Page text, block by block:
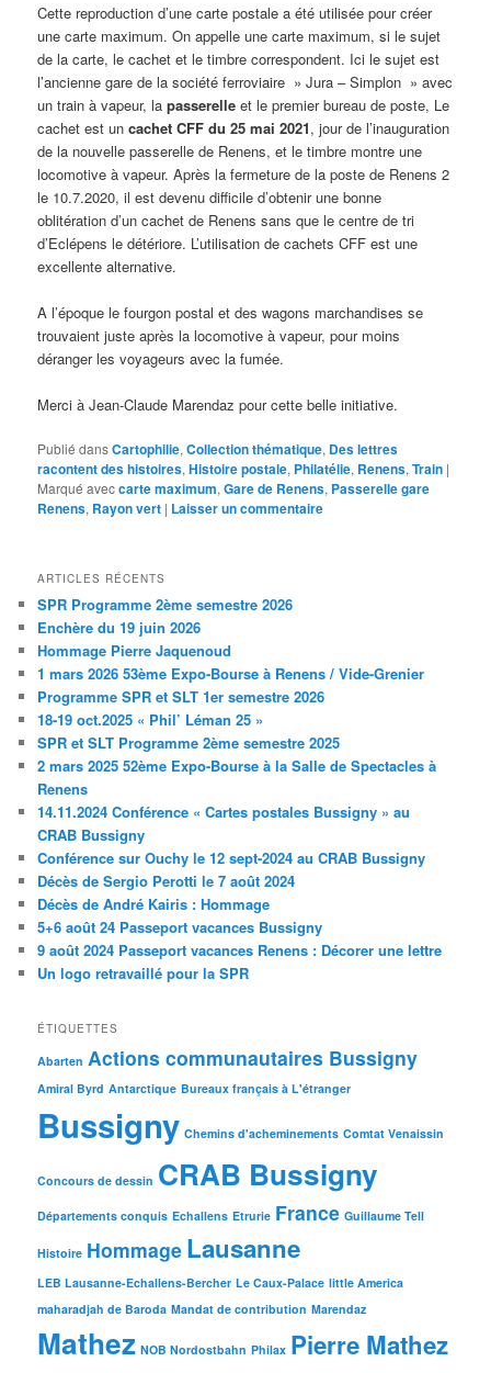
Cette reproduction d’une carte postale a été utilisée pour créer
une carte maximum. On appelle une carte maximum, si le sujet
de la carte, le cachet et le timbre correspondent. Ici le sujet est
l’ancienne gare de la société ferroviaire » Jura – Simplon » avec
un train à vapeur, lapasserelle et le premier bureau de poste, Le
cachet est uncachet CFF du 25 mai 2021, jour de l’inauguration
de la nouvelle passerelle de Renens, et le timbre montre une
locomotive à vapeur. Après la fermeture de la poste de Renens 2
le 10.7.2020, il est devenu difficile d’obtenir une bonne
oblitération d’un cachet de Renens sans que le centre de tri
d’Eclépens le détériore. L’utilisation de cachets CFF est une
excellente alternative.
A l’époque le fourgon postal et des wagons marchandises se
trouvaient juste après la locomotive à vapeur, pour moins
déranger les voyageurs avec la fumée.
Merci à Jean-Claude Marendaz pour cette belle initiative.
Publié dansCartophilie,Collection thématique, Des lettres
racontent des histoires,Histoire postale, Philatélie, Renens,Train |
Marqué aveccarte maximum,Gare de Renens, Passerelle gare
Renens, Rayon vert | Laisser un commentaire
ARTICLES RÉCENTS
SPR Programme 2ème semestre 2026
Enchère du 19 juin 2026
Hommage Pierre Jaquenoud
1 mars 2026 53ème Expo-Bourse à Renens / Vide-Grenier
Programme SPR et SLT 1er semestre 2026
18-19 oct.2025 « Phil’ Léman 25 »
SPR et SLT Programme 2ème semestre 2025
2 mars 2025 52ème Expo-Bourse à la Salle de Spectacles à
Renens
14.11.2024 Conférence « Cartes postales Bussigny » au
CRAB Bussigny
Conférence sur Ouchy le 12 sept-2024 au CRAB Bussigny
Décès de Sergio Perotti le 7 août 2024
Décès de André Kairis : Hommage
5+6 août 24 Passeport vacances Bussigny
9 août 2024 Passeport vacances Renens : Décorer une lettre
Un logo retravaillé pour la SPR
ÉTIQUETTES
Abarten Actions communautaires Bussigny
Amiral Byrd Antarctique Bureaux français à L'étranger
Bussigny Chemins d'acheminements Comtat Venaissin
Concours de dessin CRAB Bussigny
Départements conquis Echallens Etrurie France Guillaume Tell
Histoire Hommage Lausanne
LEB Lausanne-Echallens-Bercher Le Caux-Palace little America
maharadjah de Baroda Mandat de contribution Marendaz
Mathez NOB Nordostbahn Philax Pierre Mathez